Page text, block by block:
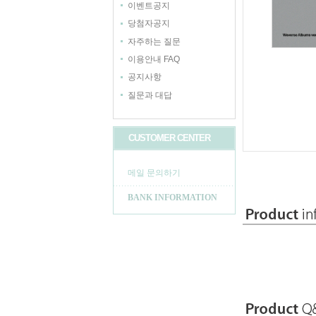
이벤트공지
당첨자공지
자주하는 질문
이용안내 FAQ
공지사항
질문과 대답
CUSTOMER CENTER
메일 문의하기
BANK INFORMATION